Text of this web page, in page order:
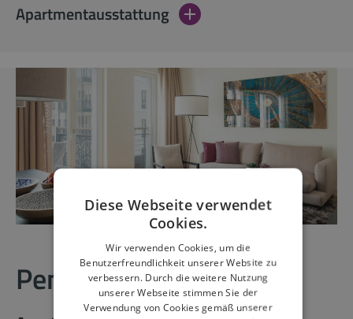
Apartmentausstattung
Penthouse
Diese Webseite verwendet
Cookies.
Wir verwenden Cookies, um die
Benutzerfreundlichkeit unserer Website zu
verbessern. Durch die weitere Nutzung
unserer Webseite stimmen Sie der
Verwendung von Cookies gemäß unserer